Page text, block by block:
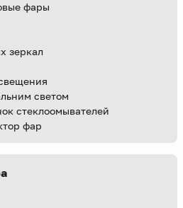
фары
зеркал
светом
стеклоомывателей
фар